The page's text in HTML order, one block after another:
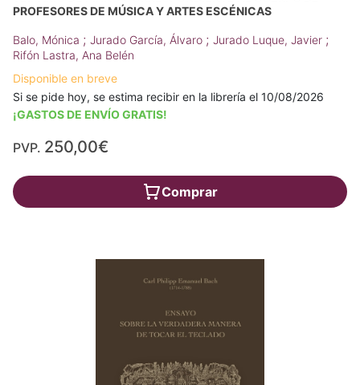
PROFESORES DE MÚSICA Y ARTES ESCÉNICAS
Balo, Mónica ; Jurado García, Álvaro ; Jurado Luque, Javier ;
Rifón Lastra, Ana Belén
Disponible en breve
Si se pide hoy, se estima recibir en la librería el 10/08/2026
¡GASTOS DE ENVÍO GRATIS!
PVP. 250,00€
Comprar